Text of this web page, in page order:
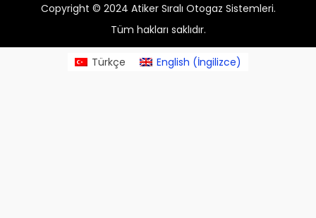
Copyright © 2024 Atiker Sıralı Otogaz Sistemleri.
Tüm hakları saklıdır.
Türkçe English (İngilizce)